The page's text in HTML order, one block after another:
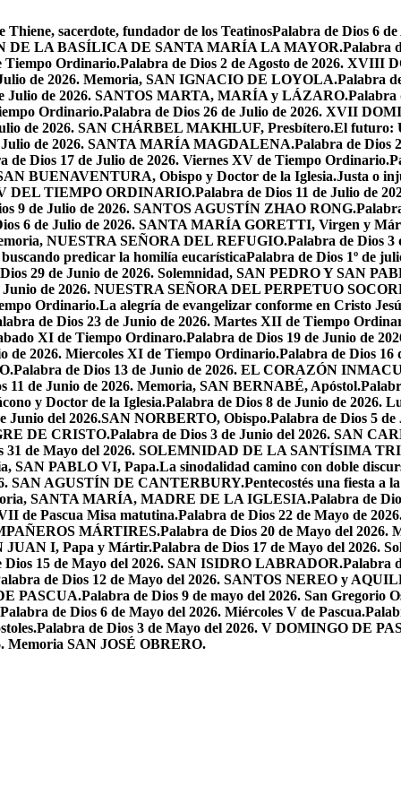
Thiene, sacerdote, fundador de los TeatinosPalabra de Dios 6
DE LA BASÍLICA DE SANTA MARÍA LA MAYOR.Palabra
Tiempo Ordinario.Palabra de Dios 2 de Agosto de 2026.
de 2026. Memoria, SAN IGNACIO DE LOYOLA.Palabra
Julio de 2026. SANTOS MARTA, MARÍA y LÁZARO.Palabra
Ordinario.Palabra de Dios 26 de Julio de 2026. XVII
de 2026. SAN CHÁRBEL MAKHLUF, Presbítero.El futuro:
Julio de 2026. SANTA MARÍA MAGDALENA.Palabra de Dios
de Dios 17 de Julio de 2026. Viernes XV de Tiempo Ordinario.
BUENAVENTURA, Obispo y Doctor de la Iglesia.Justa o
DEL TIEMPO ORDINARIO.Palabra de Dios 11 de Julio de
9 de Julio de 2026. SANTOS AGUSTÍN ZHAO RONG.
6 de Julio de 2026. SANTA MARÍA GORETTI, Virgen y
NUESTRA SEÑORA DEL REFUGIO.Palabra de Dios 3
predicar la homilía eucarísticaPalabra de Dios 1º de
29 de Junio de 2026. Solemnidad, SAN PEDRO Y SAN
Junio de 2026. NUESTRA SEÑORA DEL PERPETUO
Ordinario.La alegría de evangelizar conforme en Cristo
de Dios 23 de Junio de 2026. Martes XII de Tiempo
XI de Tiempo Ordinaro.Palabra de Dios 19 de Junio de
de 2026. Miercoles XI de Tiempo Ordinario.Palabra de Dios 16
Palabra de Dios 13 de Junio de 2026. EL CORAZÓN
11 de Junio de 2026. Memoria, SAN BERNABÉ, Apóstol.
y Doctor de la Iglesia.Palabra de Dios 8 de Junio de 2026.
Junio del 2026.SAN NORBERTO, Obispo.Palabra de Dios 5
DE CRISTO.Palabra de Dios 3 de Junio del 2026. SAN
31 de Mayo del 2026. SOLEMNIDAD DE LA SANTÍSIMA
SAN PABLO VI, Papa.La sinodalidad camino con doble
SAN AGUSTÍN DE CANTERBURY.Pentecostés una fiesta a
SANTA MARÍA, MADRE DE LA IGLESIA.Palabra de
de Pascua Misa matutina.Palabra de Dios 22 de Mayo de
MÁRTIRES.Palabra de Dios 20 de Mayo del 2026.
JUAN I, Papa y Mártir.Palabra de Dios 17 de Mayo del 2026.
Dios 15 de Mayo del 2026. SAN ISIDRO LABRADOR.Palabra
de Dios 12 de Mayo del 2026. SANTOS NEREO y
PASCUA.Palabra de Dios 9 de mayo del 2026. San Gregorio
Palabra de Dios 6 de Mayo del 2026. Miércoles V de Pascua.
Palabra de Dios 3 de Mayo del 2026. V DOMINGO DE
Memoria SAN JOSÉ OBRERO.